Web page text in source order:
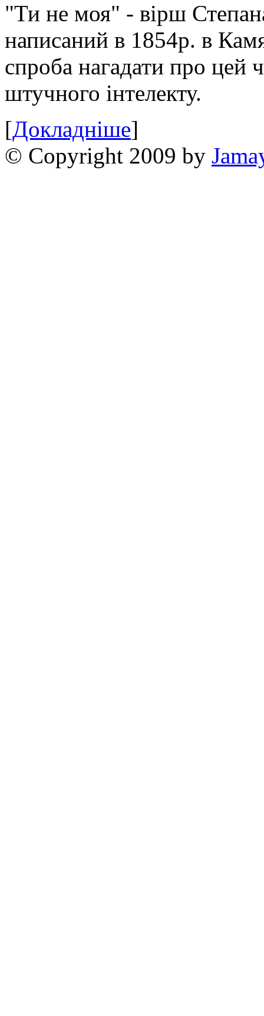
"Ти не моя" - вірш
написаний в 1854р. в
спроба нагадати про цей
штучного інтелекту.
[Докладніше]
© Copyright 2009 by